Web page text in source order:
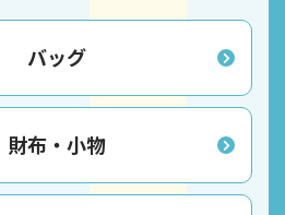
バッグ
財布・小物